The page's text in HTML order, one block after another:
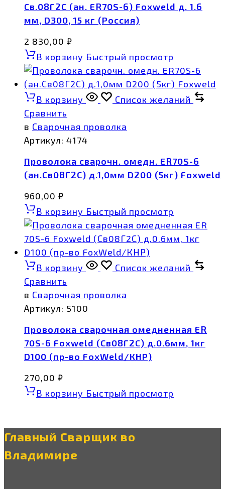
Св.08Г2С (ан. ER70S-6) Foxweld д. 1.6
мм, D300, 15 кг (Россия)
2 830,00 ₽
В корзину Быстрый просмотр
В корзину
Список желаний
Сравнить
в Сварочная проволка
Артикул: 4174
Проволока сварочн. омедн. ER70S-6
(ан.Св08Г2С) д.1,0мм D200 (5кг) Foxweld
960,00 ₽
В корзину Быстрый просмотр
В корзину
Список желаний
Сравнить
в Сварочная проволка
Артикул: 5100
Проволока сварочная омедненная ER
70S-6 Foxweld (Св08Г2С) д.0.6мм, 1кг
D100 (пр-во FoxWeld/КНР)
270,00 ₽
В корзину Быстрый просмотр
Главный Сварщик во
Владимире